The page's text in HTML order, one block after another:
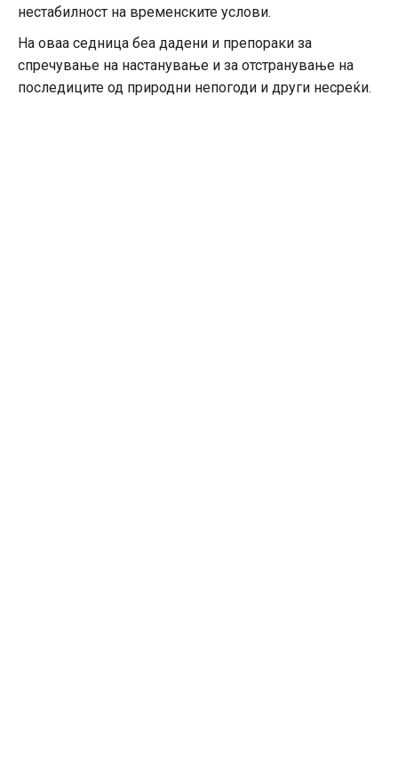
нестабилност на временските услови.
На оваа седница беа дадени и препораки за
спречување на настанување и за отстранување на
последиците од природни непогоди и други несреќи.